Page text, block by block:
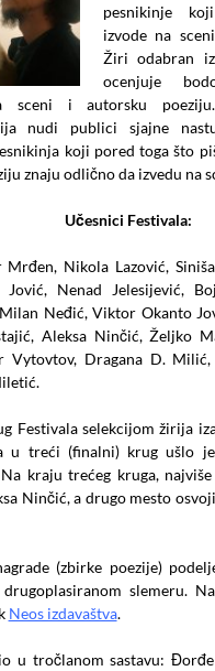
pesnikinje
izvode na
Žiri odabran
ocenjuje
sceni i autorsku
nudi publici sjajne
koji pored toga što
znaju odlično da izvedu na
Učesnici Festivala:
Mrđen, Nikola Lazović,
Nenad Jelesijević,
Neđić, Viktor Okanto
Aleksa Ninčić, Željko
Vytovtov, Dragana D.
Festivala selekcijom žirija
u treći (finalni) krug ušlo
kraju trećeg kruga,
Ninčić, a drugo mesto
(zbirke poezije)
slemeru.
Neos izdavaštva.
u tročlanom sastavu: